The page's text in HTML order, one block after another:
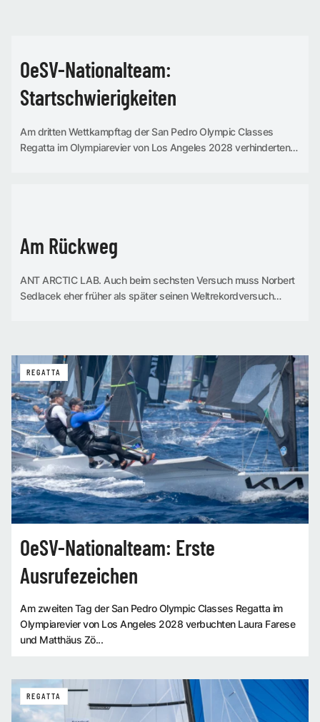
OeSV-Nationalteam:
Startschwierigkeiten
Am dritten Wettkampftag der San Pedro Olympic Classes
Regatta im Olympiarevier von Los Angeles 2028 verhinderten
Am Rückweg
ANT ARCTIC LAB. Auch beim sechsten Versuch muss Norbert
Sedlacek eher früher als später seinen Weltrekordversuch
REGATTA
OeSV-Nationalteam: Erste
Ausrufezeichen
Am zweiten Tag der San Pedro Olympic Classes Regatta im
Olympiarevier von Los Angeles 2028 verbuchten Laura Farese
und Matthäus Zö...
REGATTA